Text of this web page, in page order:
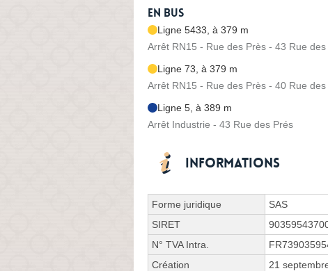
En bus
Ligne 5433, à 379 m
Arrêt RN15 - Rue des Près - 43 Rue des
Ligne 73, à 379 m
Arrêt RN15 - Rue des Près - 40 Rue des
Ligne 5, à 389 m
Arrêt Industrie - 43 Rue des Prés
Informations
Forme juridique
SAS
SIRET
N° TVA Intra.
Création
21